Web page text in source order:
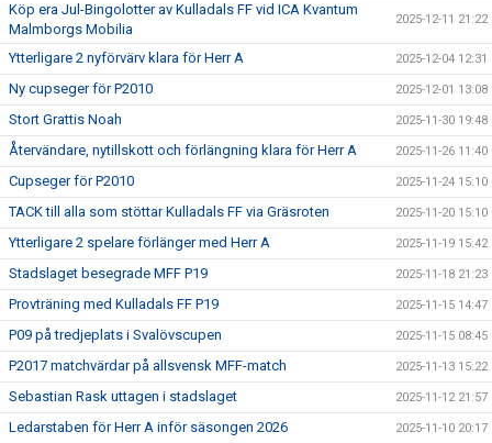
Köp era Jul-Bingolotter av Kulladals FF vid ICA Kvantum
Malmborgs Mobilia
2025-12-11 21:22
Ytterligare 2 nyförvärv klara för Herr A 2025-12-04 12:31
Ny cupseger för P2010 2025-12-01 13:08
Stort Grattis Noah 2025-11-30 19:48
Återvändare, nytillskott och förlängning klara för Herr A 2025-11-26 11:40
Cupseger för P2010 2025-11-24 15:10
TACK till alla som stöttar Kulladals FF via Gräsroten 2025-11-20 15:10
Ytterligare 2 spelare förlänger med Herr A 2025-11-19 15:42
Stadslaget besegrade MFF P19 2025-11-18 21:23
Provträning med Kulladals FF P19 2025-11-15 14:47
P09 på tredjeplats i Svalövscupen 2025-11-15 08:45
P2017 matchvärdar på allsvensk MFF-match 2025-11-13 15:22
Sebastian Rask uttagen i stadslaget 2025-11-12 21:57
Ledarstaben för Herr A inför säsongen 2026 2025-11-10 20:17